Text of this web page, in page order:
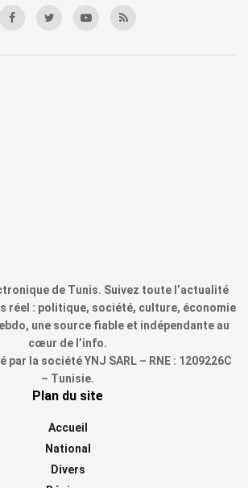
de Tunis. Suivez toute l’actualité
réel : politique, société, culture, économie
une source fiable et indépendante au
cœur de l’info.
la société YNJ SARL – RNE : 1209226C
– Tunisie.
Plan du site
Accueil
National
Divers